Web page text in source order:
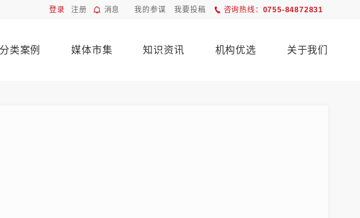
登录 注册 消息 我的参谋 我要投稿 咨询热线： 0755-84872831
分类案例 媒体市集 知识资讯 机构优选 关于我们